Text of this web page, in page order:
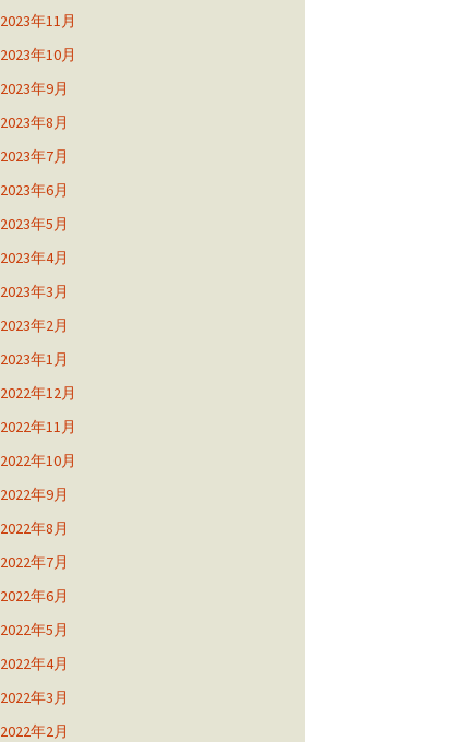
2023年11月
2023年10月
2023年9月
2023年8月
2023年7月
2023年6月
2023年5月
2023年4月
2023年3月
2023年2月
2023年1月
2022年12月
2022年11月
2022年10月
2022年9月
2022年8月
2022年7月
2022年6月
2022年5月
2022年4月
2022年3月
2022年2月